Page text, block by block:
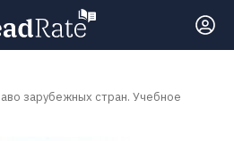
зарубежных стран. Учебное